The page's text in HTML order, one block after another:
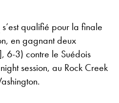
s’est qualifié pour la finale
en gagnant deux
6-3) contre le Suédois
session, au Rock Creek